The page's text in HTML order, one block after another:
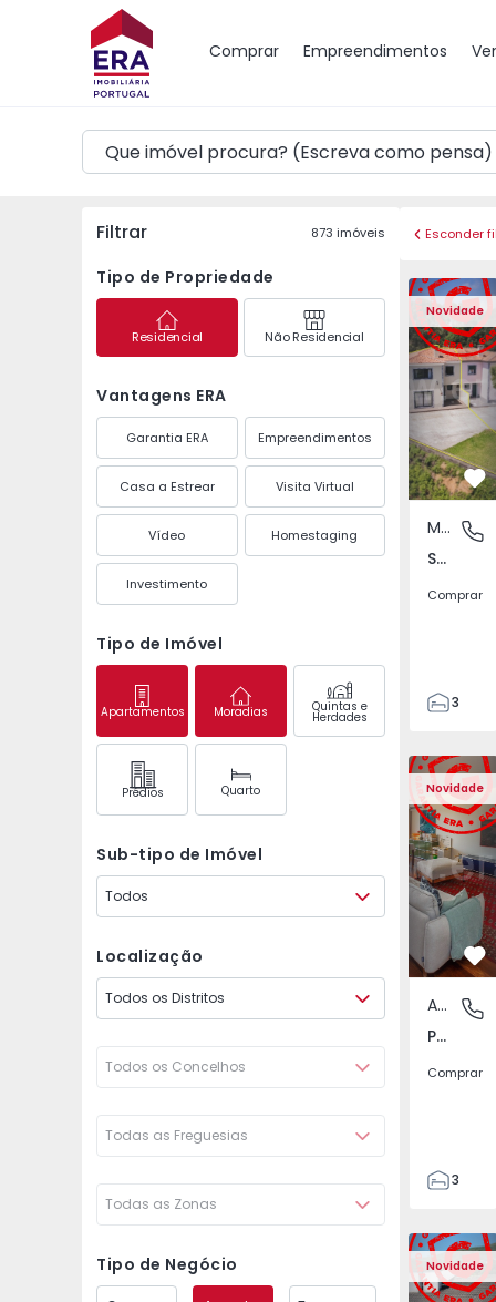
Comprar Empreendimentos
Mapa
Filtrar 873 imóveis
Tipo de Propriedade
Residencial Não Residencial
Vantagens ERA
Garantia ERA Empreendimentos
Casa a Estrear Visita Virtual
Vídeo Homestaging
Investimento
Tipo de Imóvel
Apartamentos Moradias Quintas e
Herdades
Prédios Quarto
Sub-tipo de Imóvel
Todos
Localização
Todos os Distritos
Todos os Concelhos
Todas as Freguesias
Todas as Zonas
Tipo de Negócio
Esconder
Novidade
Moradia Geminada
Moradia
São
Moradia Geminada
São Mateus da Calheta, Ilha Terceira
Comprar
3
149
226
2
Novidade
Apartamento T3
Póvoa
Apartamento
Póvoa de Varzim, Beiriz e Argivai, Porto
Comprar
3
138
153
2
Novidade
Apartamento T2